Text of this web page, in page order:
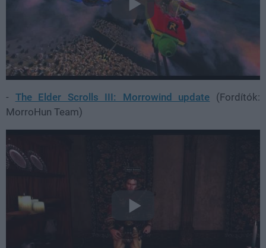
- The Elder Scrolls III: Morrowind update (Fordítók:
MorroHun Team)